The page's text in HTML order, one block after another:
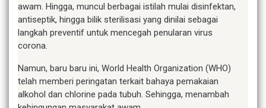
awam. Hingga, muncul berbagai istilah mulai disinfektan,
antiseptik, hingga bilik sterilisasi yang dinilai sebagai
langkah preventif untuk mencegah penularan virus
corona.
Namun, baru baru ini, World Health Organization (WHO)
telah memberi peringatan terkait bahaya pemakaian
alkohol dan chlorine pada tubuh. Sehingga, menambah